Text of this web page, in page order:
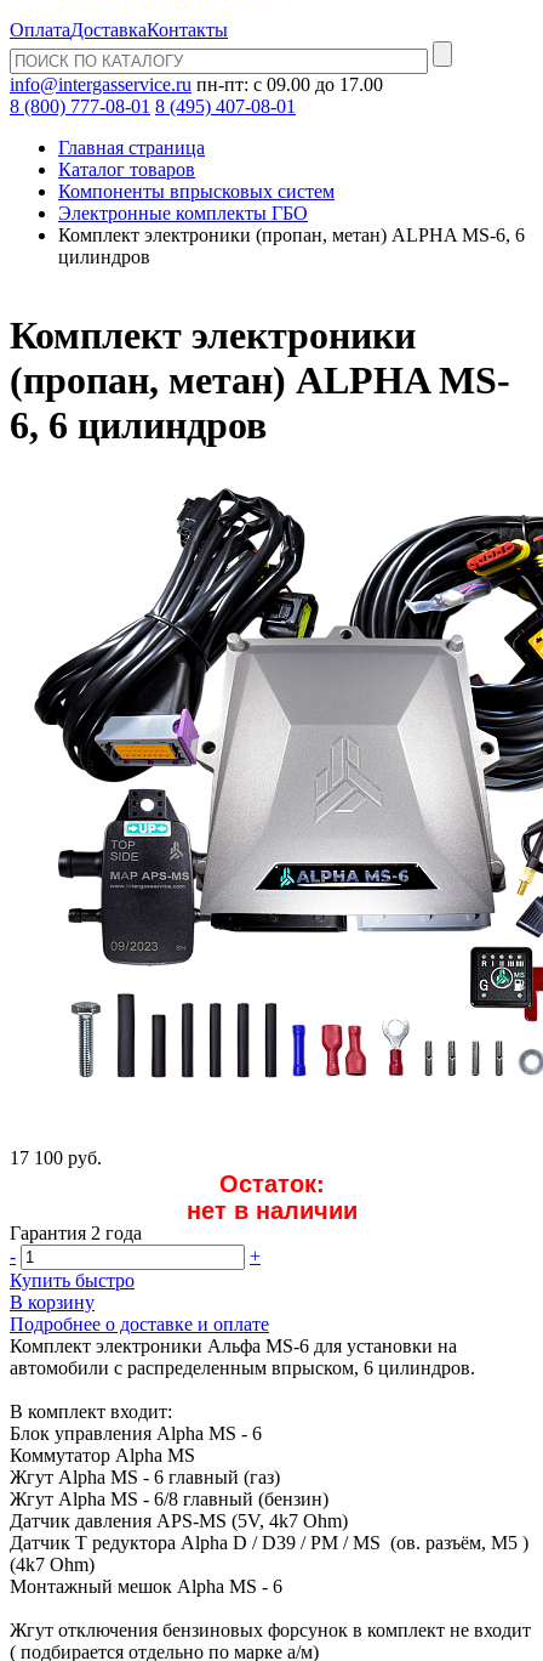
ОплатаДоставкаКонтакты
info@intergasservice.ru пн-пт: с 09.00 до 17.00
8 (800) 777-08-01 8 (495) 407-08-01
Главная страница
Каталог товаров
Компоненты впрысковых систем
Электронные комплекты ГБО
Комплект электроники (пропан, метан) ALPHA MS-6, 6
цилиндров
Комплект электроники
(пропан, метан) ALPHA MS-
6, 6 цилиндров
17 100 руб.
Остаток:
нет в наличии
Гарантия 2 года
-
+
Купить быстро
В корзину
Подробнее о доставке и оплате
Комплект электроники Альфа MS-6 для установки на
автомобили с распределенным впрыском, 6 цилиндров.
В комплект входит:
Блок управления Alpha MS - 6
Коммутатор Alpha MS
Жгут Alpha MS - 6 главный (газ)
Жгут Alpha MS - 6/8 главный (бензин)
Датчик давления APS-MS (5V, 4k7 Ohm)
Датчик Т редуктора Alpha D / D39 / PM / MS (ов. разъём, M5 )
(4k7 Ohm)
Монтажный мешок Alpha MS - 6
Жгут отключения бензиновых форсунок в комплект не входит
( подбирается отдельно по марке а/м)